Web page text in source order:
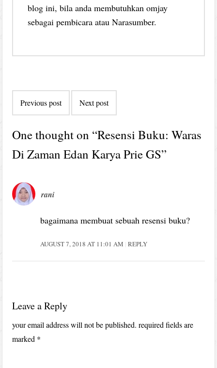
blog ini, bila anda membutuhkan omjay
sebagai pembicara atau Narasumber.
navigation
Previous post Next post
One thought on “Resensi Buku: Waras
Di Zaman Edan Karya Prie GS”
rani
bagaimana membuat sebuah resensi buku?
AUGUST 7, 2018 AT 11:01 AM REPLY
Leave a Reply
your email address will not be published. required fields are
marked *